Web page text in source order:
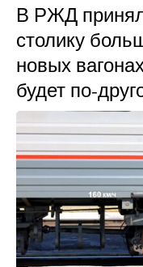
В РЖД
столику
новых
будет по-